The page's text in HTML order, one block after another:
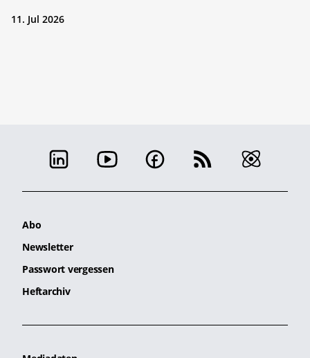
11. Jul 2026
Abo
Newsletter
Passwort vergessen
Heftarchiv